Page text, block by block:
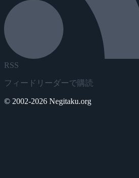
RSS
フィードリーダーで購読
© 2002-2026 Negitaku.org